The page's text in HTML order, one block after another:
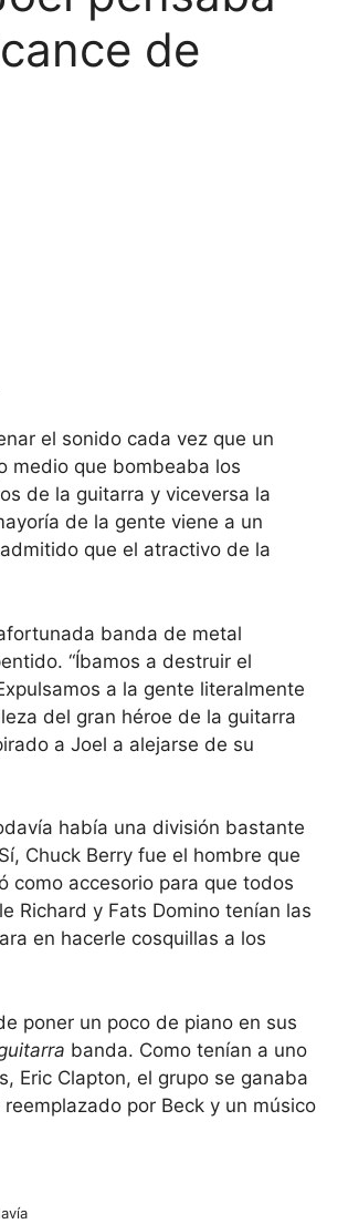
de
el sonido cada vez que un
medio que bombeaba los
de la guitarra y viceversa la
de la gente viene a un
que el atractivo de la
banda de metal
“Íbamos a destruir el
a la gente literalmente
del gran héroe de la guitarra
a Joel a alejarse de su
había una división bastante
Chuck Berry fue el hombre que
como accesorio para que todos
Richard y Fats Domino tenían las
en hacerle cosquillas a los
poner un poco de piano en sus
banda. Como tenían a uno
Eric Clapton, el grupo se ganaba
por Beck y un músico